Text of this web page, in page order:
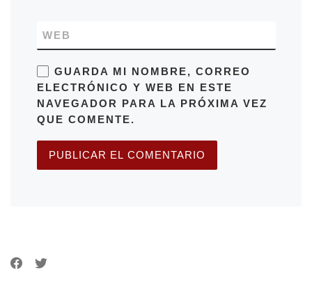
WEB
GUARDA MI NOMBRE, CORREO
ELECTRÓNICO Y WEB EN ESTE
NAVEGADOR PARA LA PRÓXIMA VEZ
QUE COMENTE.